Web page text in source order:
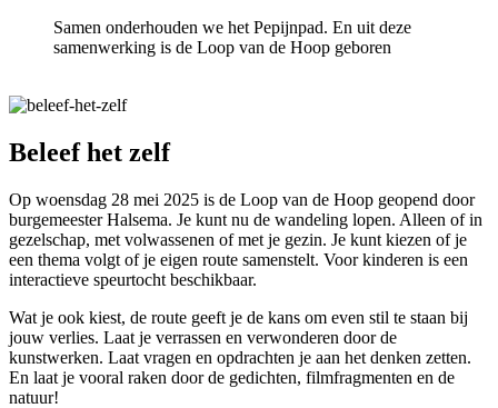
Samen onderhouden we het Pepijnpad. En uit deze
samenwerking is de Loop van de Hoop geboren
Beleef het zelf
Op woensdag 28 mei 2025 is de Loop van de Hoop geopend door
burgemeester Halsema. Je kunt nu de wandeling lopen. Alleen of in
gezelschap, met volwassenen of met je gezin. Je kunt kiezen of je
een thema volgt of je eigen route samenstelt. Voor kinderen is een
interactieve speurtocht beschikbaar.
Wat je ook kiest, de route geeft je de kans om even stil te staan bij
jouw verlies. Laat je verrassen en verwonderen door de
kunstwerken. Laat vragen en opdrachten je aan het denken zetten.
En laat je vooral raken door de gedichten, filmfragmenten en de
natuur!